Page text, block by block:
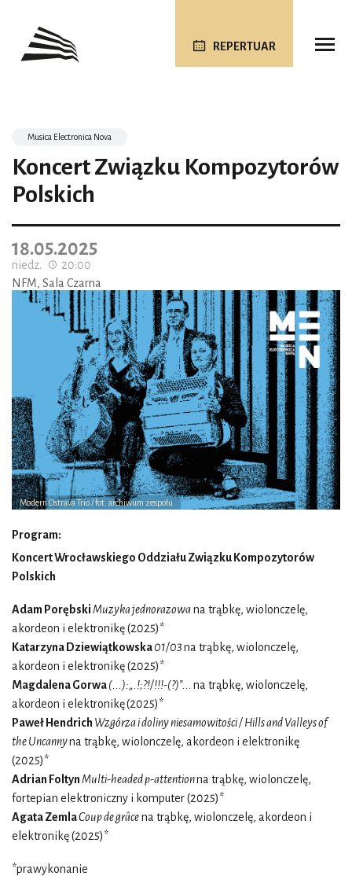
REPERTUAR
Modern Ostrava Trio / fot. archiwum zespołu
Musica Electronica Nova
Koncert Związku Kompozytorów
Polskich
18.05.2025
niedz.
20:00
NFM, Sala Czarna
Program:
Koncert Wrocławskiego Oddziału Związku Kompozytorów
Polskich
Adam PorębskiMuzyka jednorazowana trąbkę, wiolonczelę,
akordeon i elektronikę (2025)*
Katarzyna Dziewiątkowska01/03na trąbkę, wiolonczelę,
akordeon i elektronikę (2025)*
Magdalena Gorwa(...):„.!;?!/!!!-(?)”... na trąbkę, wiolonczelę,
akordeon i elektronikę(2025)*
Paweł Hendrich Wzgórza i doliny niesamowitości / Hills and Valleys of
the Uncannyna trąbkę, wiolonczelę, akordeon i elektronikę
(2025)*
Adrian FoltynMulti-headed p-attentionna trąbkę, wiolonczelę,
fortepian elektroniczny i komputer (2025)*
Agata ZemlaCoup de grâcena trąbkę, wiolonczelę, akordeon i
elektronikę (2025)*
*prawykonanie